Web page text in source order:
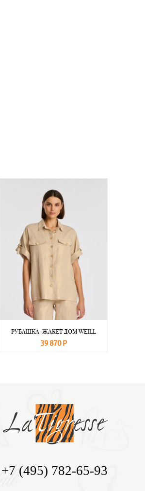
РУБАШКА-ЖАКЕТ ДОМ WEILL
39 870 Р
+7 (495) 782-65-93